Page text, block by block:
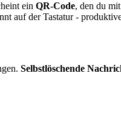
ein QR-Code, den du
auf der Tastatur -
Selbstlöschende